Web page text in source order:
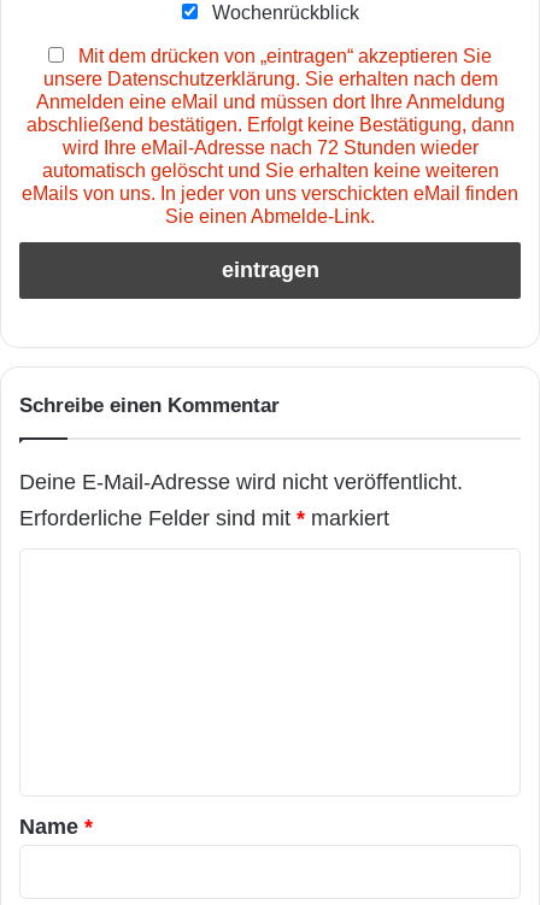
Wochenrückblick
Mit dem drücken von „eintragen“ akzeptieren Sie
unsere Datenschutzerklärung. Sie erhalten nach dem
Anmelden eine eMail und müssen dort Ihre Anmeldung
abschließend bestätigen. Erfolgt keine Bestätigung, dann
wird Ihre eMail-Adresse nach 72 Stunden wieder
automatisch gelöscht und Sie erhalten keine weiteren
eMails von uns. In jeder von uns verschickten eMail finden
Sie einen Abmelde-Link.
Schreibe einen Kommentar
Deine E-Mail-Adresse wird nicht veröffentlicht.
Erforderliche Felder sind mit * markiert
a
r
*
Name *